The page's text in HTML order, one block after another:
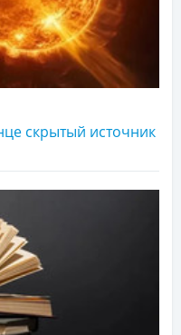
скрытый источник